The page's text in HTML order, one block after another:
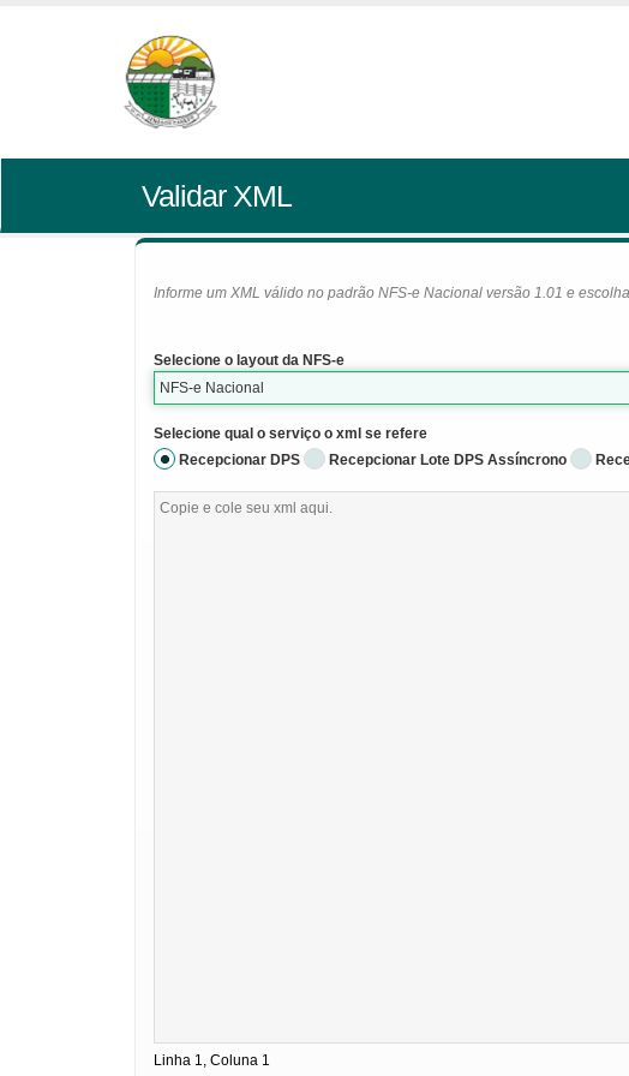
Validar XML
Informe um XML válido no padrão NFS-e Nacional versão 1.01 e
Selecione o layout da NFS-e
NFS-e Nacional
Selecione qual o serviço o xml se refere
Recepcionar DPS
Recepcionar Lote DPS Assíncrono
Linha 1, Coluna 1